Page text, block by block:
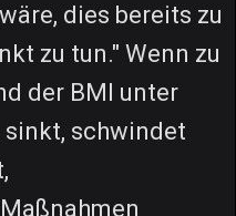
dies bereits zu
zu tun." Wenn zu
der BMI unter
schwindet